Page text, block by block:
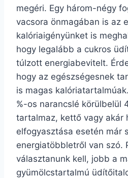
megéri. Egy három-négy
vacsora önmagában is az
kalóriaigényünket is
hogy legalább a cukros
túlzott energiabevitelt.
hogy az egészségesnek
is magas
%-os narancslé körülbelül
tartalmaz, kettő vagy akár
elfogyasztása esetén már
energiatöbbletről van szó.
választanunk kell, jobb a
gyümölcstartalmú